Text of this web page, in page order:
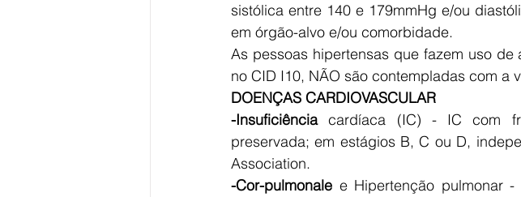
sistólica entre 140 e 179mmHg e/ou
em órgão-alvo e/ou comorbidade.
As pessoas hipertensas que fazem uso
no CID I10, NÃO são contempladas com a
DOENÇAS CARDIOVASCULAR
-Insuficiência cardíaca (IC) - IC com
preservada; em estágios B, C ou D,
Association.
-Cor-pulmonale e Hipertenção pulmonar -